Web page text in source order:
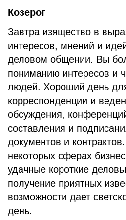
Козерог
Завтра изящество в
интересов, мнений и
деловом общении. Вы
пониманию интересов и
людей. Хороший день
корреспонденции и
обсуждения,
составления и
документов и
некоторых сферах
удачные короткие
получение приятных
возможности дает
день.